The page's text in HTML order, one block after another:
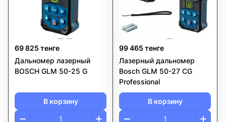
69 825 тенге
Дальномер лазерный
BOSCH GLM 50-25 G
В корзину
99 465 тенге
Лазерный дальномер
Bosch GLM 50-27 CG
Professional
В корзину